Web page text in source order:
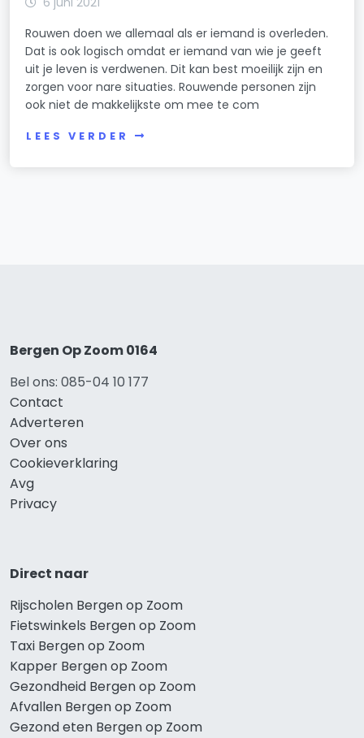
Rouwen doen we allemaal als er iemand is overleden.
Dat is ook logisch omdat er iemand van wie je geeft
uit je leven is verdwenen. Dit kan best moeilijk zijn en
zorgen voor nare situaties. Rouwende personen zijn
ook niet de makkelijkste om mee te com
LEES VERDER
Bergen Op Zoom 0164
Bel ons: 085-04 10 177
Contact
Adverteren
Over ons
Cookieverklaring
Avg
Privacy
Direct naar
Rijscholen Bergen op Zoom
Fietswinkels Bergen op Zoom
Taxi Bergen op Zoom
Kapper Bergen op Zoom
Gezondheid Bergen op Zoom
Afvallen Bergen op Zoom
Gezond eten Bergen op Zoom